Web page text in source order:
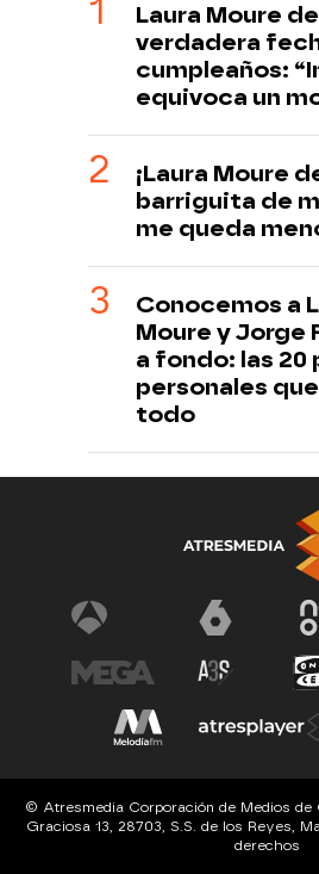
Laura Moure
verdadera
cumpleaños:
equivoca un
¡Laura Moure
barriguita de
me queda
Conocemos a
Moure y Jorge
a fondo: las 20
personales
todo
© Atresmedia Corporación de Medios de
Graciosa 13, 28703, S.S. de los Reyes,
derechos